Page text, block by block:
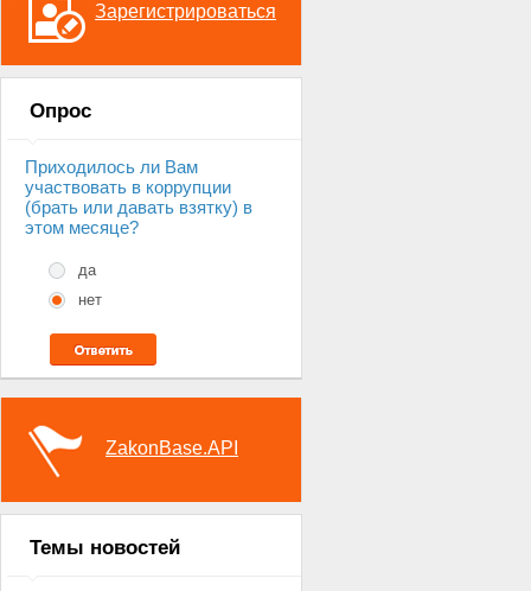
Зарегистрироваться
Опрос
Приходилось ли Вам
участвовать в коррупции
(брать или давать взятку) в
этом месяце?
да
нет
ZakonBase.API
Темы новостей